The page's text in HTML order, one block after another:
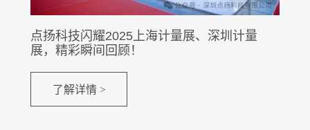
点扬科技闪耀2025上海计量展、深圳计量
展，精彩瞬间回顾！
了解详情 >